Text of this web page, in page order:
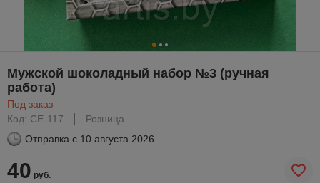
Мужской шоколадный набор №3 (ручная
работа)
Под заказ
Код: СЕ-117
Розница
Отправка с 10 августа 2026
40 руб.